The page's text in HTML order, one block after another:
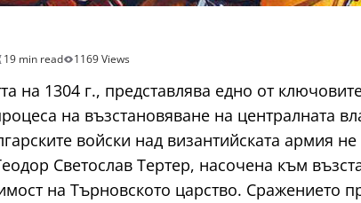
19 min read 1169 Views
на 1304 г., представлява едно от
на възстановяване на централната
войски над византийската армия не
Светослав Тертер, насочена към
на Търновското царство. Сражението